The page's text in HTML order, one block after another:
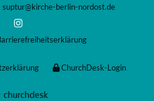
berlin-nordost.de
ChurchDesk-Login